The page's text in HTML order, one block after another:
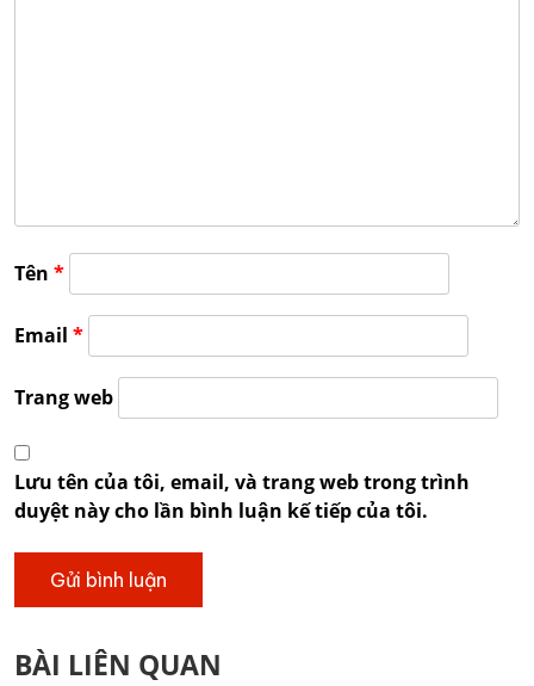
Tên *
Email *
Trang web
Lưu tên của tôi, email, và trang web trong trình
duyệt này cho lần bình luận kế tiếp của tôi.
BÀI LIÊN QUAN